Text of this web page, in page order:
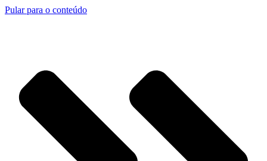
Pular para o conteúdo